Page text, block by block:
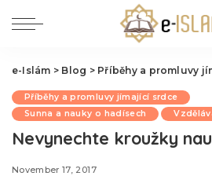
e-Islám > Blog > Příběhy a promluvy
Příběhy a promluvy jímající srdce
Sunna a nauky o hadísech
Nevynechte kroužky
November 17, 2017